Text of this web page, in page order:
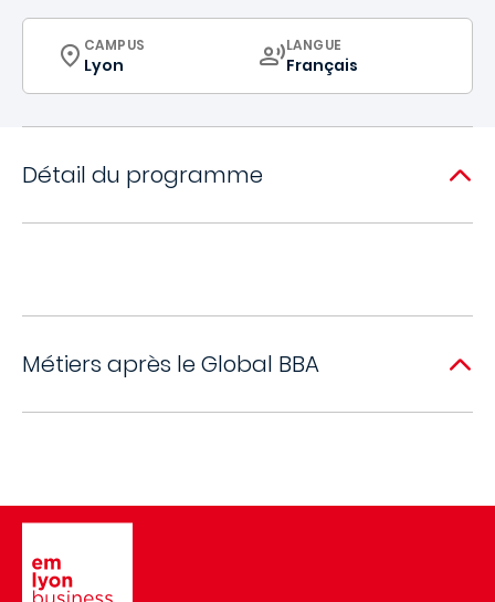
CURRICULUM
CAMPUS
Lyon
CURRICULUM
LANGUE
Français
Détail du programme
Métiers après le Global BBA